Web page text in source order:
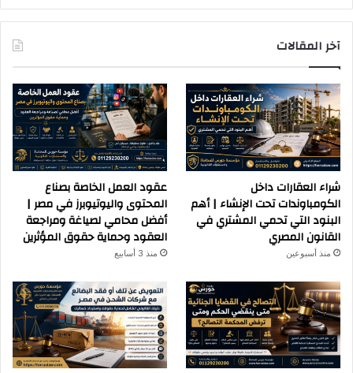
آخر المقالات
شراء العقارات داخل
الكومباوندات تحت الإنشاء | أهم
البنود التي تحمي المشتري في
القانون المصري
منذ أسبوعين
عقود العمل الخاصة بصناع
المحتوى واليوتيوبرز في مصر |
أفضل محامي لصياغة ومراجعة
العقود وحماية حقوق المؤثرين
منذ 3 أسابيع